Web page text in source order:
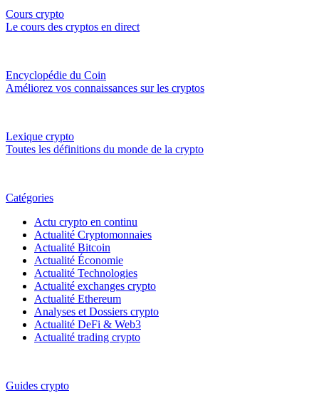
Cours crypto
Le cours des cryptos en direct
Encyclopédie du Coin
Améliorez vos connaissances sur les cryptos
Lexique crypto
Toutes les définitions du monde de la crypto
Catégories
Actu crypto en continu
Actualité Cryptomonnaies
Actualité Bitcoin
Actualité Économie
Actualité Technologies
Actualité exchanges crypto
Actualité Ethereum
Analyses et Dossiers crypto
Actualité DeFi & Web3
Actualité trading crypto
Guides crypto